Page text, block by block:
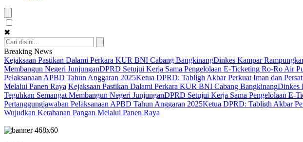
✖
Breaking News
Kejaksaan Pastikan Dalami Perkara KUR BNI Cabang BangkinangDinkes Kampar
Membangun Negeri JunjunganDPRD Setujui Kerja Sama Pengelolaan E-Ticketing Ro-Ro Air
Pelaksanaan APBD Tahun Anggaran 2025Ketua DPRD: Tabligh Akbar Perkuat Iman dan
Melalui Panen Raya Kejaksaan Pastikan Dalami Perkara KUR BNI Cabang BangkinangDinkes
Teguhkan Semangat Membangun Negeri JunjunganDPRD Setujui Kerja Sama Pengelolaan E-
Pertanggungjawaban Pelaksanaan APBD Tahun Anggaran 2025Ketua DPRD: Tabligh Akbar
Wujudkan Ketahanan Pangan Melalui Panen Raya